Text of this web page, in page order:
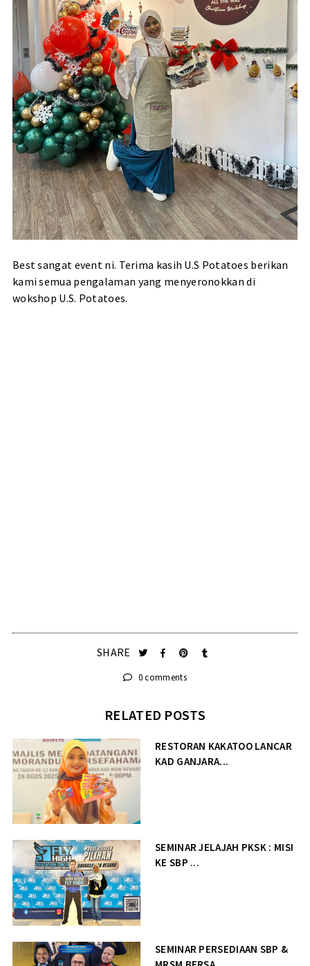
Best sangat event ni. Terima kasih U.S Potatoes berikan
kami semua pengalaman yang menyeronokkan di
wokshop U.S. Potatoes.
SHARE
0 comments
RELATED POSTS
RESTORAN KAKATOO LANCAR
KAD GANJARA...
SEMINAR JELAJAH PKSK : MISI
KE SBP ...
SEMINAR PERSEDIAAN SBP &